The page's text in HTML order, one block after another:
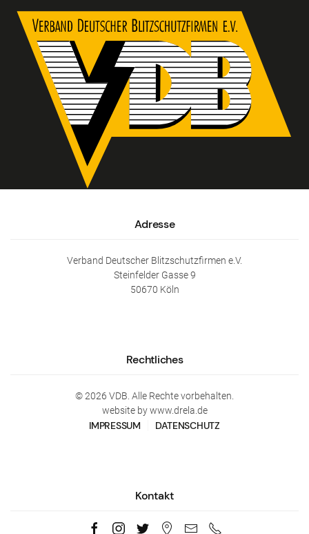
Adresse
Verband Deutscher Blitzschutzfirmen e.V.
Steinfelder Gasse 9
50670 Köln
Rechtliches
©2026 VDB. Alle Rechte vorbehalten.
website by www.drela.de
IMPRESSUM DATENSCHUTZ
Kontakt